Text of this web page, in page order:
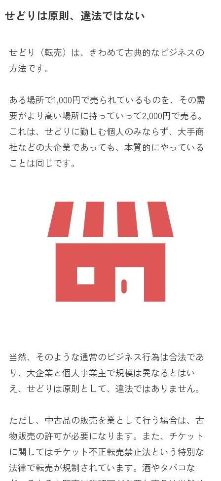
せどりは原則、違法ではない
せどり（転売）は、きわめて古典的なビジネスの
方法です。
ある場所で1,000円で売られているものを、その需
要がより高い場所に持っていって2,000円で売る。
これは、せどりに勤しむ個人のみならず、大手商
社などの大企業であっても、本質的にやっている
ことは同じです。
当然、そのような通常のビジネス行為は合法であ
り、大企業と個人事業主で規模は異なるとはい
え、せどりは原則として、違法ではありません。
ただし、中古品の販売を業として行う場合は、古
物販売の許可が必要になります。また、チケット
に関してはチケット不正転売禁止法という特別な
法律で転売が規制されています。酒やタバコな